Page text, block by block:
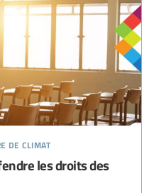
de climat
les droits des